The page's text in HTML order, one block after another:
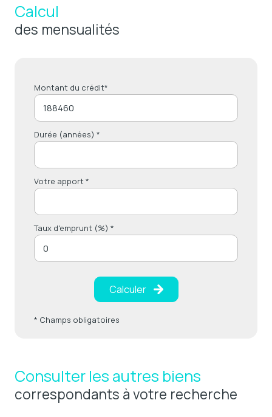
Calcul
des mensualités
Montant du crédit*
Durée (années) *
Votre apport *
Taux d'emprunt (%) *
Calculer
* Champs obligatoires
Consulter les autres biens
correspondants à votre recherche